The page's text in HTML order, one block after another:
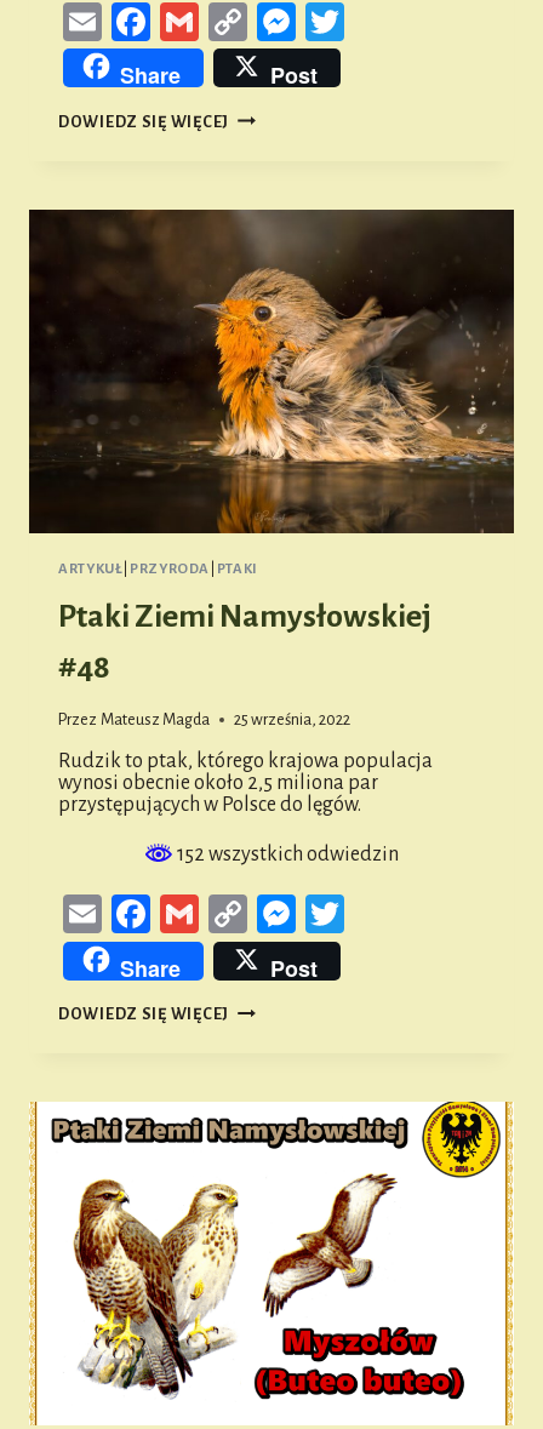
EmailFacebook
GmailCopy
Link
Messenger
Share Post
DOWIEDZ SIĘ WIĘCEJ PTAKI
ARTYKUŁ PRZYRODA PTAKI
Ptaki Ziemi Namysłowskiej
#48
Przez Mateusz Magda 25 września, 2022
Rudzik to ptak, którego krajowa populacja
wynosi obecnie około 2,5 miliona par
przystępujących w Polsce do lęgów.
152 wszystkich odwiedzin
EmailFacebook
GmailCopy
Link
Messenger
Share Post
DOWIEDZ SIĘ WIĘCEJ PTAKI